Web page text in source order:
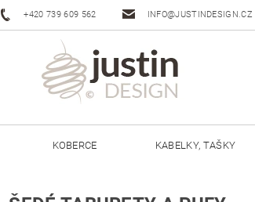
+420 739 609 562 INFO@JUSTINDESIGN.CZ
KOBERCE KABELKY, TAŠKY